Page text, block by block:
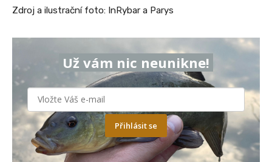
Zdroj a ilustrační foto: InRybar a Parys
Už vám nic neunikne!
Přihlásit se